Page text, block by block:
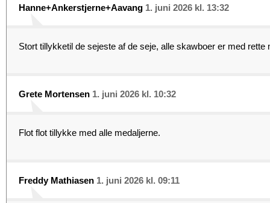
Hanne+Ankerstjerne+Aavang 1. juni 2026 kl. 13:32
Stort tillykketil de sejeste af de seje, alle skawboer er med rette
Grete Mortensen 1. juni 2026 kl. 10:32
Flot flot tillykke med alle medaljerne.
Freddy Mathiasen 1. juni 2026 kl. 09:11